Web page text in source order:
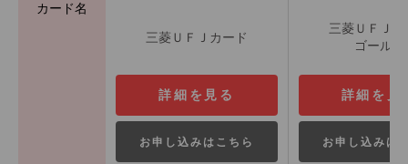
カード名
三菱ＵＦＪカード
三菱ＵＦＪカ
ゴールド
詳細を見る
お申し込みはこちら
詳細を見
お申し込みは